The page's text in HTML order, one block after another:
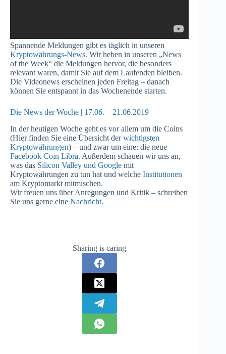
Spannende Meldungen gibt es täglich in unseren
Kryptowährungs-News. Wir heben in unseren „News
of the Week“ die Meldungen hervor, die besonders
relevant waren, damit Sie auf dem Laufenden bleiben.
Die Videonews erscheinen jeden Freitag – danach
können Sie entspannt in das Wochenende starten.
Die News der Woche | 17.06. – 21.06.2019
In der heutigen Woche geht es vor allem um die Coins
(Hier finden Sie eine Übersicht derwichtigsten
Kryptowährungen) – und zwar um eine: die neue
Facebook Coin Libra. Außerdem schauen wir uns an,
was das Silicon Valley und Google mit
Kryptowährungen zu tun hat und welche Institutionen
am Kryptomarkt mitmischen.
Wir freuen uns über Anregungen und Kritik – schreiben
Sie uns gerne eine Nachricht.
Sharing is caring